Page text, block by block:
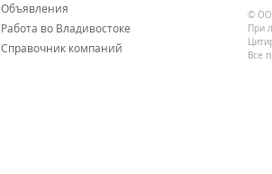
Объявления
Работа во Владивостоке
Справочник компаний
©
При
Все